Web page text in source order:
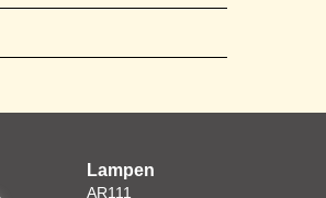
Lampen
AR111